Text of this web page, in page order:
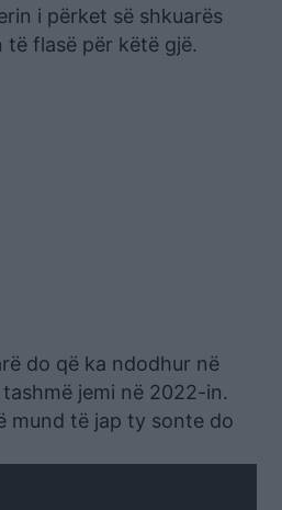
i përket së shkuarës
të flasë për këtë gjë.
do që ka ndodhur në
jemi në 2022-in.
mund të jap ty sonte do